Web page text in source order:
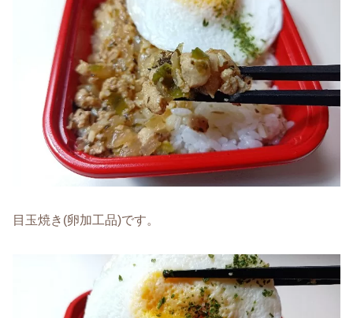
目玉焼き(卵加工品)です。